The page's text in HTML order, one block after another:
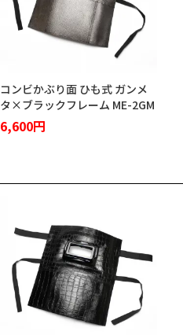
コンビかぶり面 ひも式 ガンメ
タ×ブラックフレーム ME-2GM
6,600円